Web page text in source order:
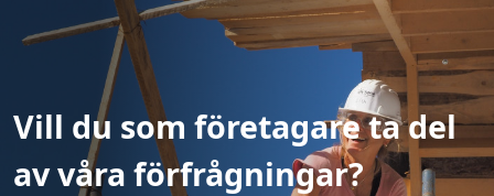
Vill du som företagare ta del
av våra förfrågningar?